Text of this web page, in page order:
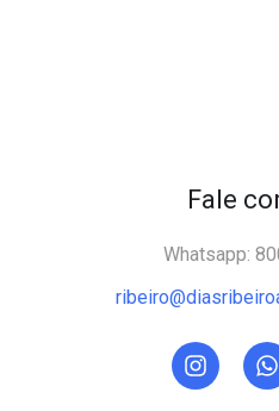
Fale
Whatsapp: